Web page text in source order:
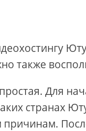
также
Для
странах